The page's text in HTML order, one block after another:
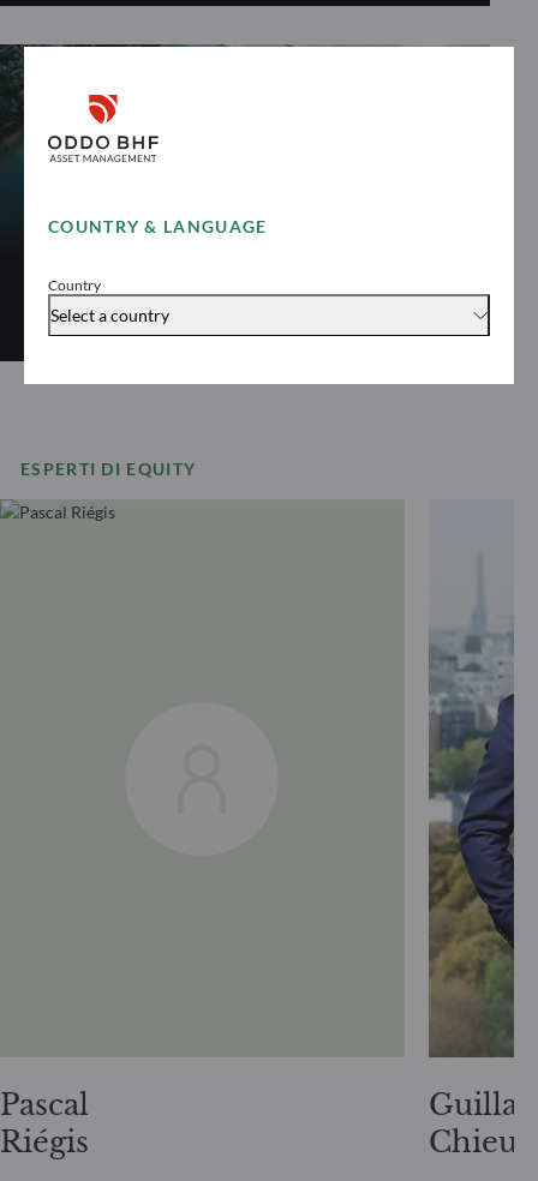
COUNTRY & LANGUAGE
Country
Select a country
AZIONARIO TEMATICO
Génération
Scopri “ODDO BHF Génération”
ESPERTI DI EQUITY
Pascal
Riégis